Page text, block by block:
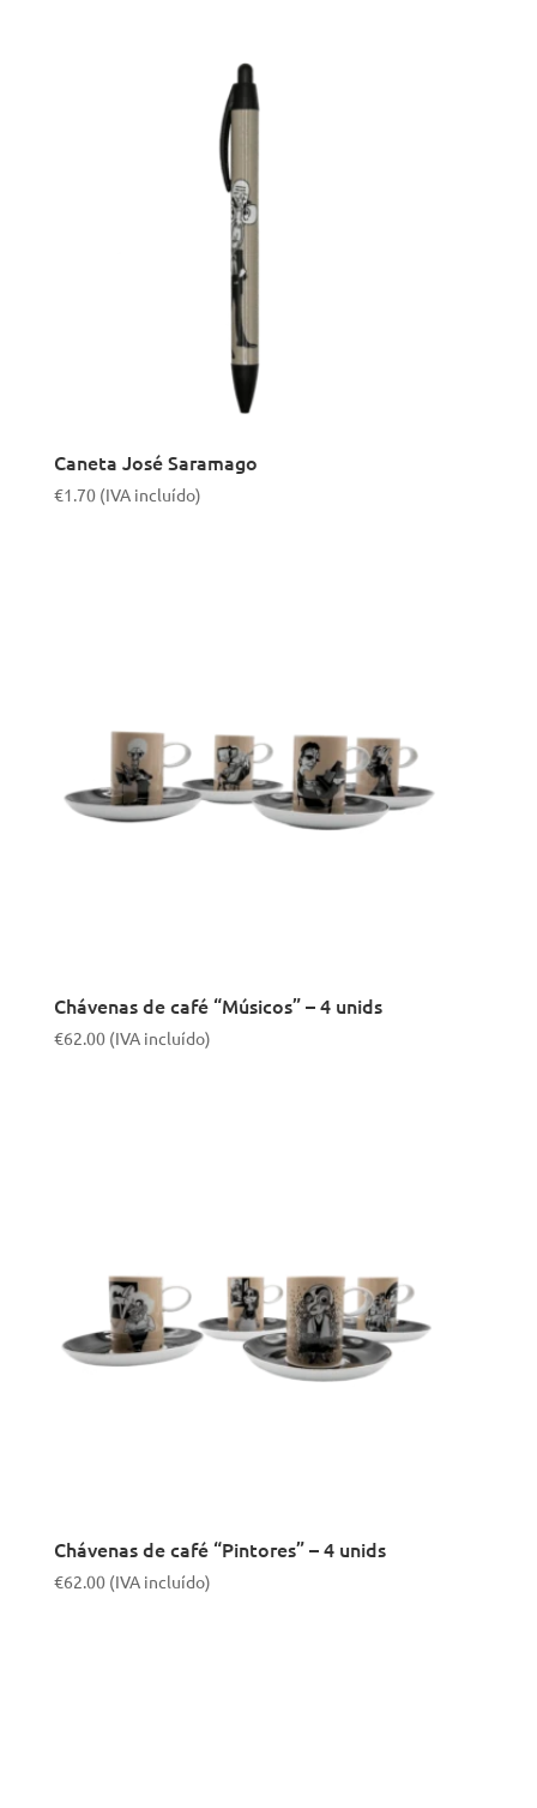
Caneta José Saramago
€1.70 (IVA incluído)
Chávenas de café “Músicos” – 4 unids
€62.00 (IVA incluído)
Chávenas de café “Pintores” – 4 unids
€62.00 (IVA incluído)